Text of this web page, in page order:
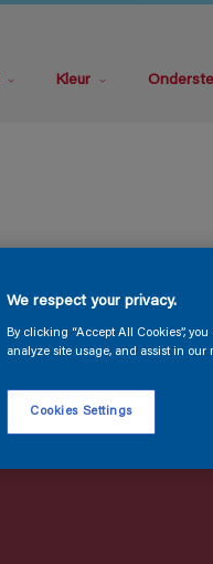
Kleur
We respect your privacy.
By clicking “Accept All Cookies”,
analyze site usage, and assist in our
Cookies Settings